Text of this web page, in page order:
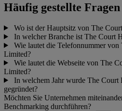
Häufig gestellte Fragen
Wo ist der Hauptsitz von The
In welcher Branche ist The Court
Wie lautet die Telefonnummer
Limited?
Wie lautet die Webseite von The
Limited?
In welchem Jahr wurde The
gegründet?
Möchten Sie Unternehmen
Benchmarking durchführen?